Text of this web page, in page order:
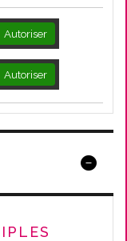
Autoriser
Autoriser